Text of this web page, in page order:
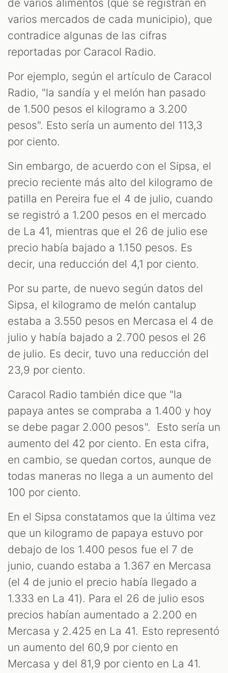
de varios alimentos (que se registran en
varios mercados de cada municipio), que
contradice algunas de las cifras
reportadas por Caracol Radio.
Por ejemplo, según el artículo de Caracol
Radio, "la sandía y el melón han pasado
de 1.500 pesos el kilogramo a 3.200
pesos". Esto sería un aumento del 113,3
por ciento.
Sin embargo, de acuerdo con el Sipsa, el
precio reciente más alto del kilogramo de
patilla en Pereira fue el 4 de julio, cuando
se registró a 1.200 pesos en el mercado
de La 41, mientras que el 26 de julio ese
precio había bajado a 1.150 pesos. Es
decir, una reducción del 4,1 por ciento.
Por su parte, de nuevo según datos del
Sipsa, el kilogramo de melón cantalup
estaba a 3.550 pesos en Mercasa el 4 de
julio y había bajado a 2.700 pesos el 26
de julio. Es decir, tuvo una reducción del
23,9 por ciento.
Caracol Radio también dice que "la
papaya antes se compraba a 1.400 y hoy
se debe pagar 2.000 pesos". Esto sería un
aumento del 42 por ciento. En esta cifra,
en cambio, se quedan cortos, aunque de
todas maneras no llega a un aumento del
100 por ciento.
En el Sipsa constatamos que la última vez
que un kilogramo de papaya estuvo por
debajo de los 1.400 pesos fue el 7 de
junio, cuando estaba a 1.367 en Mercasa
(el 4 de junio el precio había llegado a
1.333 en La 41). Para el 26 de julio esos
precios habían aumentado a 2.200 en
Mercasa y 2.425 en La 41. Esto representó
un aumento del 60,9 por ciento en
Mercasa y del 81,9 por ciento en La 41.